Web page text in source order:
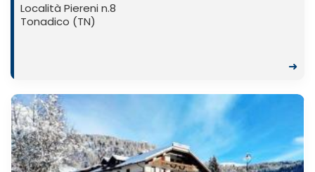
Località Piereni n.8
Tonadico (TN)
➜